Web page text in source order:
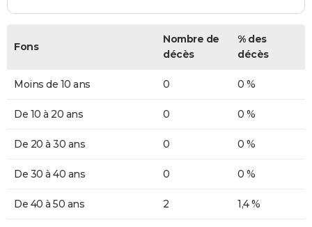
Fons
Nombre de
décès
% des
décès
Moins de 10 ans 0 0 %
De 10 à 20 ans 0 0 %
De 20 à 30 ans 0 0 %
De 30 à 40 ans 0 0 %
De 40 à 50 ans 2 1,4 %